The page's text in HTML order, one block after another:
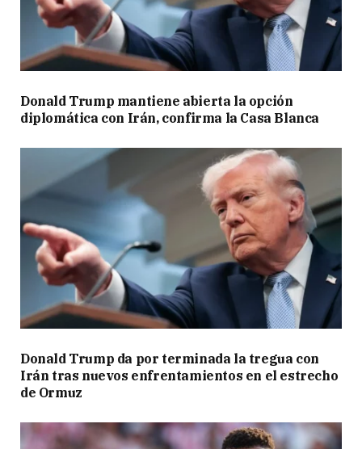
Donald Trump mantiene abierta la opción
diplomática con Irán, confirma la Casa Blanca
Donald Trump da por terminada la tregua con
Irán tras nuevos enfrentamientos en el estrecho
de Ormuz